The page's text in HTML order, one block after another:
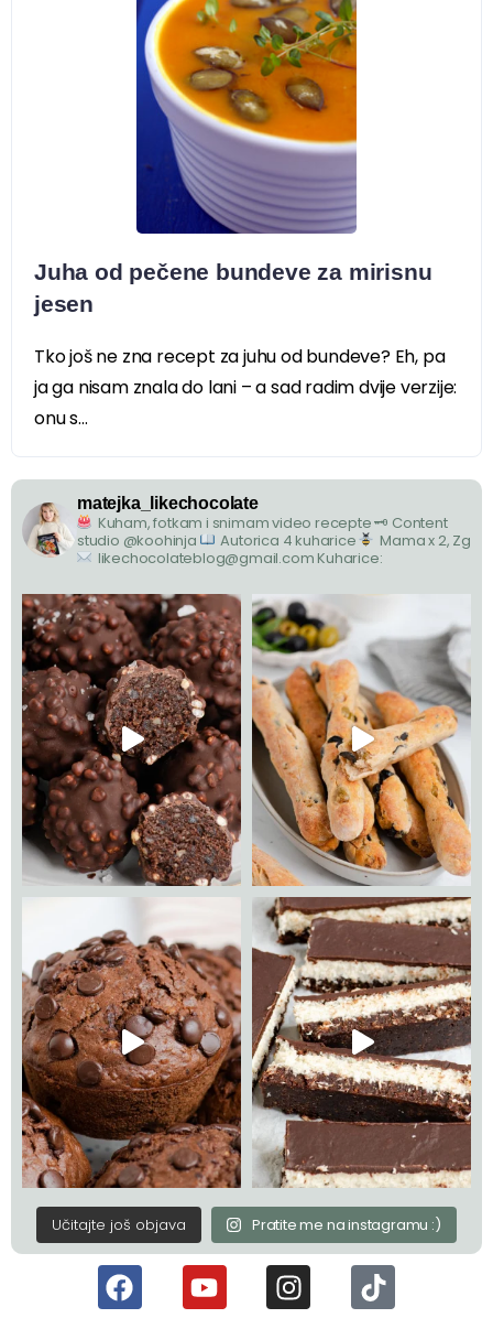
Juha od pečene bundeve za mirisnu
jesen
Tko još ne zna recept za juhu od bundeve? Eh, pa
ja ga nisam znala do lani – a sad radim dvije verzije:
onu s...
matejka_likechocolate
Kuham, fotkam i snimam video recepte🗝 Content
studio @koohinja
Autorica 4 kuharice
Mama x 2, Zg
likechocolateblog@gmail.com Kuharice:
Učitajte još objava Pratite me na instagramu :)